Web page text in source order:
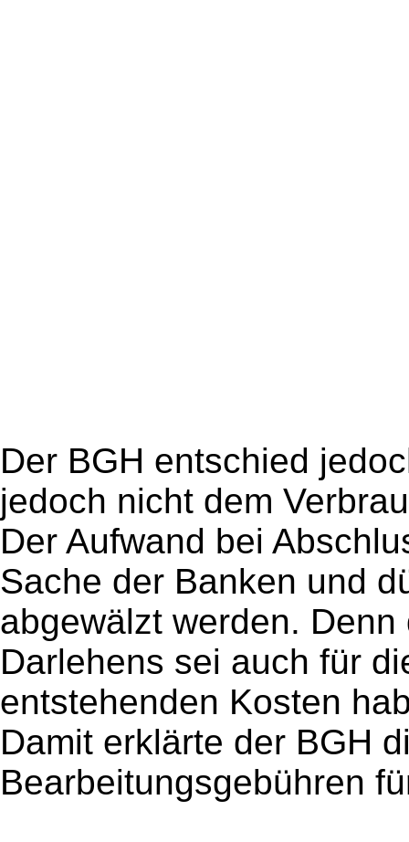
Der BGH entschied
jedoch nicht dem
Der Aufwand bei
Sache der Banken und
abgewälzt werden.
Darlehens sei auch für
entstehenden Kosten
Damit erklärte der BGH
Bearbeitungsgebühren